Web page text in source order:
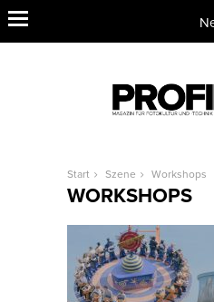
Start Szene Workshops
WORKSHOPS